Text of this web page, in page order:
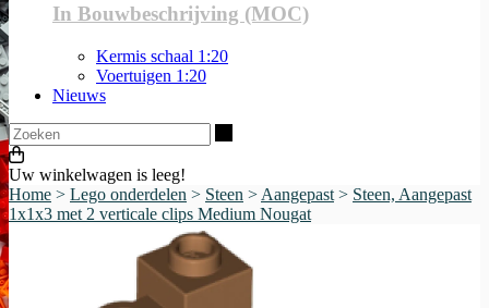
In Bouwbeschrijving (MOC)
Kermis schaal 1:20
Voertuigen 1:20
Nieuws
Uw winkelwagen is leeg!
Home > Lego onderdelen > Steen > Aangepast > Steen, Aangepast
1x1x3 met 2 verticale clips Medium Nougat